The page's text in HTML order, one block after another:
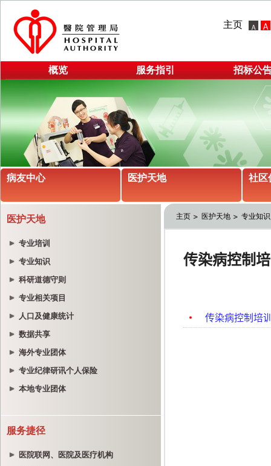
主页
概览 服务指引 招标公
病友中心 医护天地 社区
医护天地
专业培训
专业知识
科研道德守则
专业相关项目
人口及健康统计
数据共享
海外专业团体
专业纪律研讯个人保险
本地专业团体
服务捷径
医院联网、医院及医疗机构
主页 医护天地 专业知识